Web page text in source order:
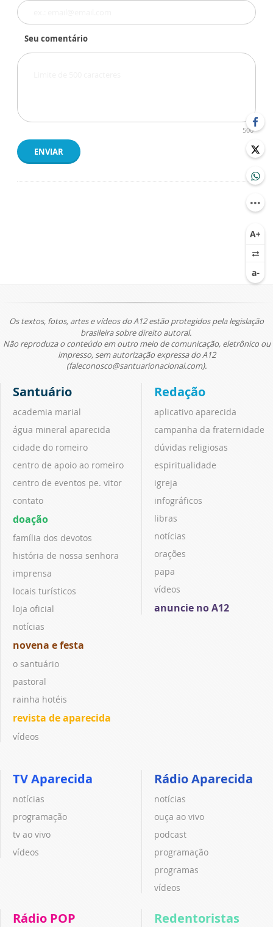
Seu comentário
500
ENVIAR
Os textos, fotos, artes e vídeos do A12 estão protegidos pela legislação
brasileira sobre direito autoral.
Não reproduza o conteúdo em outro meio de comunicação, eletrônico ou
impresso, sem autorização expressa do A12
(faleconosco@santuarionacional.com).
Santuário
academia marial
água mineral aparecida
cidade do romeiro
centro de apoio ao romeiro
centro de eventos pe. vitor
contato
doação
família dos devotos
história de nossa senhora
imprensa
locais turísticos
loja oficial
notícias
novena e festa
o santuário
pastoral
rainha hotéis
revista de aparecida
vídeos
Redação
aplicativo aparecida
campanha da fraternidade
dúvidas religiosas
espiritualidade
igreja
infográficos
libras
notícias
orações
papa
vídeos
anuncie no A12
TV Aparecida
notícias
programação
tv ao vivo
vídeos
Rádio Aparecida
notícias
ouça ao vivo
podcast
programação
programas
vídeos
Rádio POP Redentoristas